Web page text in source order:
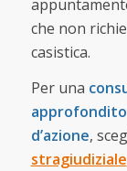
che non
casistica.
Per una
d’azione,
stragiudiziale